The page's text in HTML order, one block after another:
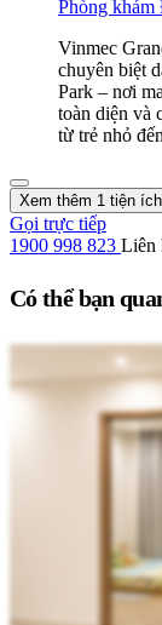
Phòng khám
Vinmec
chuyên biệt
Park – nơi
toàn diện và
từ trẻ nhỏ
Xem thêm 1 tiện
Gọi trực tiếp
1900 998 823 Liên
Có thể bạn